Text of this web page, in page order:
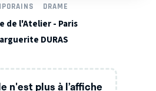
DRAME
de l'Atelier - Paris
DURAS
n'est plus à l’affiche